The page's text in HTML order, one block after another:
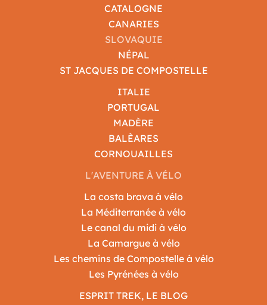
CATALOGNE
CANARIES
SLOVAQUIE
NÉPAL
ST JACQUES DE COMPOSTELLE
ITALIE
PORTUGAL
MADÈRE
BALÈARES
CORNOUAILLES
L'AVENTURE À VÉLO
La costa brava à vélo
La Méditerranée à vélo
Le canal du midi à vélo
La Camargue à vélo
Les chemins de Compostelle à vélo
Les Pyrénées à vélo
ESPRIT TREK, LE BLOG